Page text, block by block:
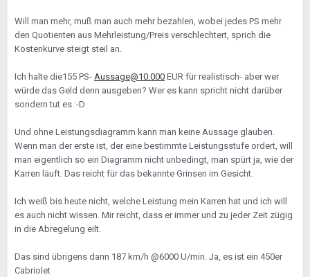
Will man mehr, muß man auch mehr bezahlen, wobei jedes PS mehr
den Quotienten aus Mehrleistung/Preis verschlechtert, sprich die
Kostenkurve steigt steil an.
Ich halte die155 PS- Aussage@10.000 EUR für realistisch- aber wer
würde das Geld denn ausgeben? Wer es kann spricht nicht darüber
sondern tut es :-D
Und ohne Leistungsdiagramm kann man keine Aussage glauben.
Wenn man der erste ist, der eine bestimmte Leistungsstufe ordert, will
man eigentlich so ein Diagramm nicht unbedingt, man spürt ja, wie der
Karren läuft. Das reicht für das bekannte Grinsen im Gesicht.
Ich weiß bis heute nicht, welche Leistung mein Karren hat und ich will
es auch nicht wissen. Mir reicht, dass er immer und zu jeder Zeit zügig
in die Abregelung eilt.
Das sind übrigens dann 187 km/h @6000 U/min. Ja, es ist ein 450er
Cabriolet